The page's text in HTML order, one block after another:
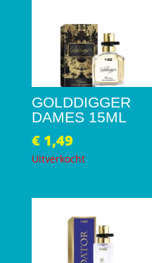
GOLDDIGGER
DAMES 15ML
€1,49
Uitverkocht